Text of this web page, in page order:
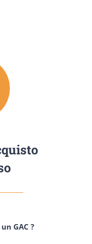
GAC ?